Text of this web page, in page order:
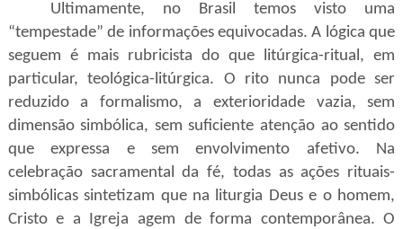
Ultimamente, no Brasil temos visto uma
“tempestade” de informações equivocadas. A lógica que
seguem é mais rubricista do que litúrgica-ritual, em
particular, teológica-litúrgica. O rito nunca pode ser
reduzido a formalismo, a exterioridade vazia, sem
dimensão simbólica, sem suficiente atenção ao sentido
que expressa e sem envolvimento afetivo. Na
celebração sacramental da fé, todas as ações rituais-
simbólicas sintetizam que na liturgia Deus e o homem,
Cristo e a Igreja agem de forma contemporânea. O